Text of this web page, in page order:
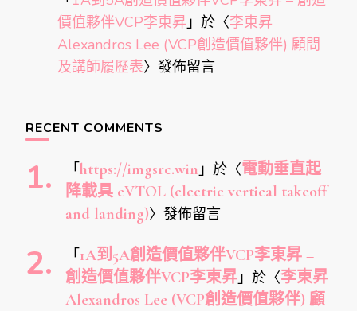
價值夥伴VCP李東昇 」於〈李東昇
Alexandros Lee (VCP創造價值夥伴) 顧問
及講師履歷表〉發佈留言
RECENT COMMENTS
「https://imgsrc.win 」於〈電動垂直起
降載具 eVTOL (electric vertical takeoff
and landing)〉發佈留言
「1A到5A創造價值夥伴VCP李東昇 –
創造價值夥伴VCP李東昇 」於〈李東昇
Alexandros Lee (VCP創造價值夥伴) 顧